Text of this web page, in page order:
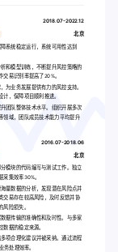
2018.07-2022.12
北京
系统稳定运行，系统可用性达到
和模型训练，不断提升风控策略的
交易识别率提高了20%。
为业务发展提供有力的风控支持。
，保障项目顺利推进。
团队整体技术水平。组织开展多次
领域，团队成员技术能力平均提升
2016.07-2018.06
北京
模块的代码编写与测试工作。独立
采集效率30%。
量数据的分析，发现潜在风险点并
交易存在较高风险，及时反馈并协
风险损失。
据传输的准确性和及时性。与多家
据的稳定来源。
项合理化建议并被采纳。通过流程
务处理效率。